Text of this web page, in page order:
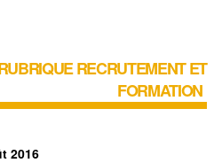
RECRUTEMENT ET
FORMATION
2016